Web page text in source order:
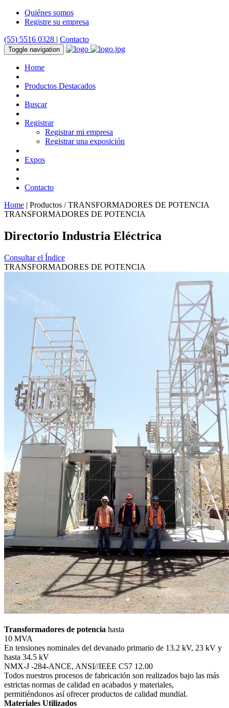
Quiénes somos
Registre su empresa
(55) 5516 0328 | Contacto
Toggle navigation
Home
Productos Destacados
Buscar
Registrar
Registrar mi empresa
Registrar una exposición
Expos
Contacto
Home | Productos / TRANSFORMADORES DE POTENCIA
TRANSFORMADORES DE POTENCIA
Directorio Industria Eléctrica
Consultar el Índice
TRANSFORMADORES DE POTENCIA
Transformadores de potencia hasta
10 MVA
En tensiones nominales del devanado primario de 13.2 kV, 23 kV y
hasta 34.5 kV
NMX-J -284-ANCE, ANSI//IEEE C57 12.00
Todos nuestros procesos de fabricación son realizados bajo las más
estrictas normas de calidad en acabados y materiales,
permitiéndonos así ofrecer productos de calidad mundial.
Materiales Utilizados